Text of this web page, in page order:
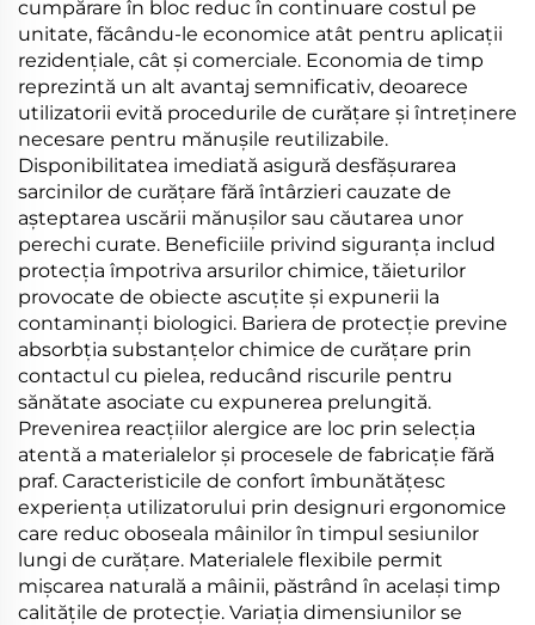
cumpărare în bloc reduc în continuare costul pe
unitate, făcându-le economice atât pentru aplicații
rezidențiale, cât și comerciale. Economia de timp
reprezintă un alt avantaj semnificativ, deoarece
utilizatorii evită procedurile de curățare și întreținere
necesare pentru mănușile reutilizabile.
Disponibilitatea imediată asigură desfășurarea
sarcinilor de curățare fără întârzieri cauzate de
așteptarea uscării mănușilor sau căutarea unor
perechi curate. Beneficiile privind siguranța includ
protecția împotriva arsurilor chimice, tăieturilor
provocate de obiecte ascuțite și expunerii la
contaminanți biologici. Bariera de protecție previne
absorbția substanțelor chimice de curățare prin
contactul cu pielea, reducând riscurile pentru
sănătate asociate cu expunerea prelungită.
Prevenirea reacțiilor alergice are loc prin selecția
atentă a materialelor și procesele de fabricație fără
praf. Caracteristicile de confort îmbunătățesc
experiența utilizatorului prin designuri ergonomice
care reduc oboseala mâinilor în timpul sesiunilor
lungi de curățare. Materialele flexibile permit
mișcarea naturală a mâinii, păstrând în același timp
calitățile de protecție. Variația dimensiunilor se